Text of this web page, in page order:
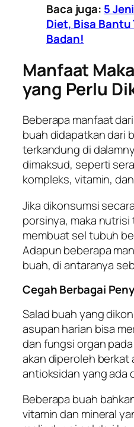
Baca juga: 5
Diet, Bisa
Badan!
Manfaat
yang Perlu
Beberapa manfaat
buah didapatkan dari
terkandung di
dimaksud, seperti
kompleks, vitamin,
Jika dikonsumsi
porsinya, maka
membuat sel tubuh
Adapun beberapa
buah, di antaranya
Cegah Berbagai
Salad buah yang
asupan harian bisa
dan fungsi organ
akan diperoleh berkat
antioksidan yang ada
Beberapa buah
vitamin dan mineral